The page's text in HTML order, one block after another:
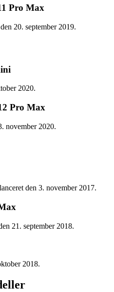
Pro Max
20. september 2019.
2020.
Pro Max
november 2020.
den 3. november 2017.
21. september 2018.
2018.